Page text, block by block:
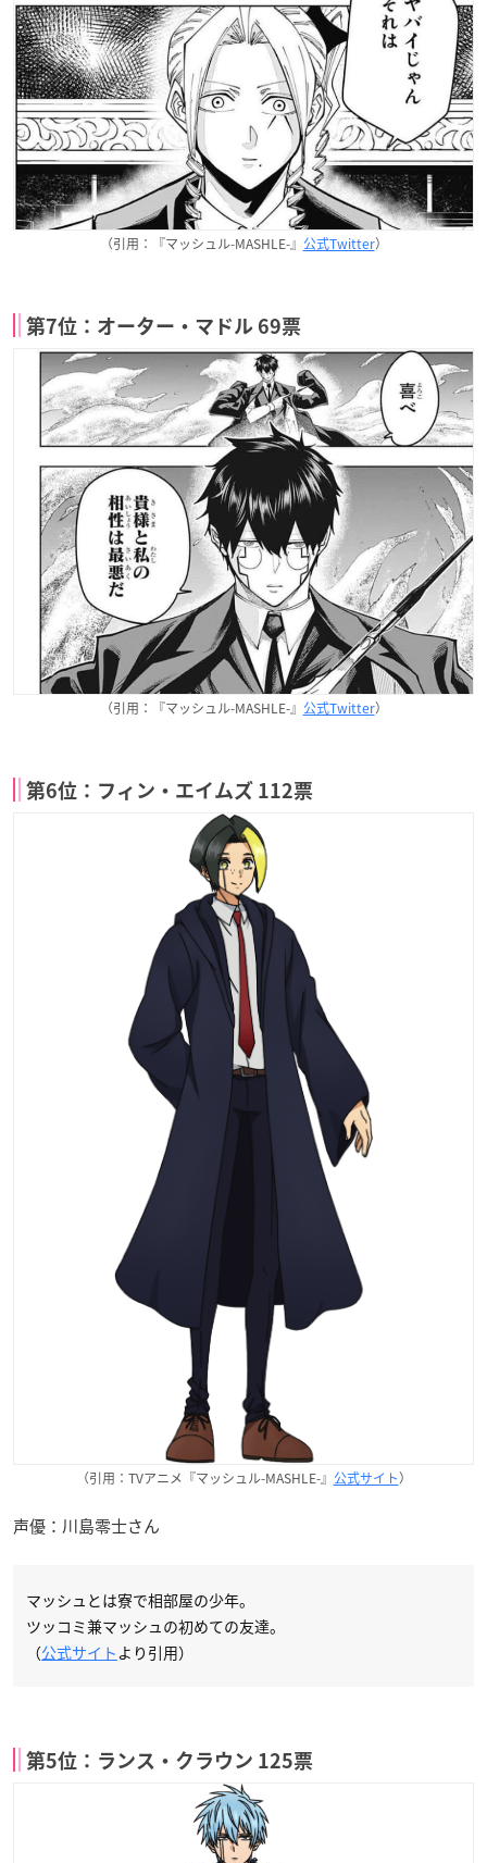
（引用：『マッシュル-MASHLE-』 公式Twitter）
第7位：オーター・マドル 69票
（引用：『マッシュル-MASHLE-』 公式Twitter）
第6位：フィン・エイムズ 112票
（引用：TVアニメ『マッシュル-MASHLE-』 公式サイト）
声優：川島零士さん
マッシュとは寮で相部屋の少年。
ツッコミ兼マッシュの初めての友達。
（公式サイト より引用）
第5位：ランス・クラウン 125票